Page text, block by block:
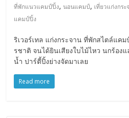
เที่ยว
กิน
ที่พัก
มากมาย
ที่พักแนวแคมป์ปิ้ง,นอนแคมป์, เที่ยวแก่งกระ
แคมป์ปิ้ง
ริเวอร์เทล แก่งกระจาน ที่พักสไตล์แค
รชาติ จนได้ยินเสียงใบไม้ไหว นกร้อง
น้ำ ปาร์ตี้ปิ้งย่างจัดมาเลย
Read more